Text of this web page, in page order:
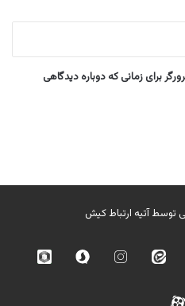
برای زمانی که دوباره دیدگاهی
توسطآتیه ارتباط کیش
تلگرام ایتا
اینستاگرامسروش